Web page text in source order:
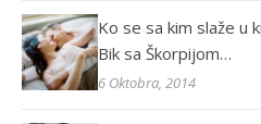
Ko se sa kim slaže u
Bik sa Škorpijom…
6 Oktobra, 2014